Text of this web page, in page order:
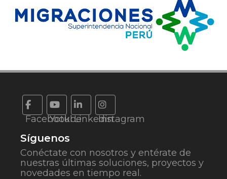
Facebook
YotubeLinkedinInstagram
Síguenos
Conéctate con nosotros y entérate de
nuestras últimas soluciones, proyectos y
novedades en tiempo real.